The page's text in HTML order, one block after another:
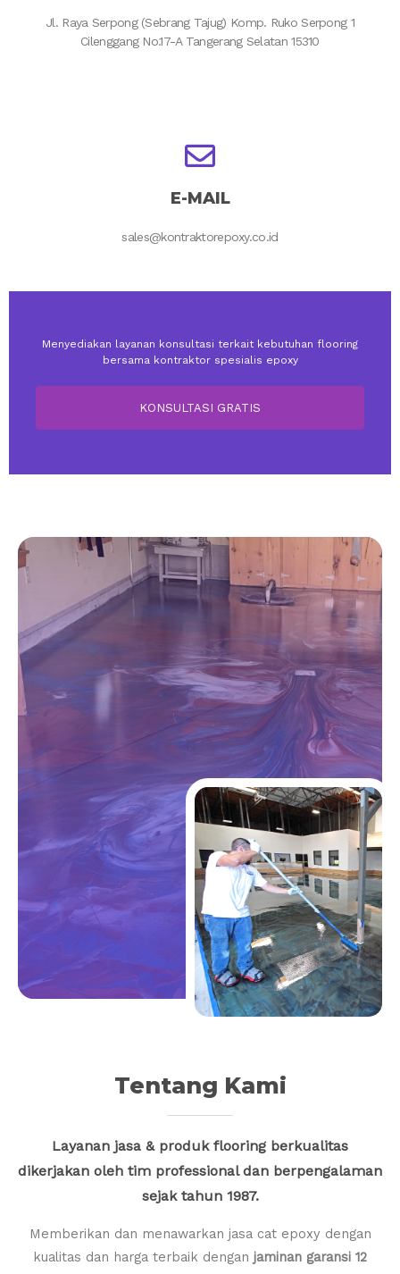
Jl. Raya Serpong (Sebrang Tajug) Komp. Ruko Serpong 1
Cilenggang No.17-A Tangerang Selatan 15310
E-MAIL
sales@kontraktorepoxy.co.id
Menyediakan layanan konsultasi terkait kebutuhan flooring
bersama kontraktor spesialis epoxy
KONSULTASI GRATIS
Tentang Kami
Layanan jasa & produk flooring berkualitas
dikerjakan oleh tim professional dan berpengalaman
sejak tahun 1987.
Memberikan dan menawarkan jasa cat epoxy dengan
kualitas dan harga terbaik dengan jaminan garansi 12